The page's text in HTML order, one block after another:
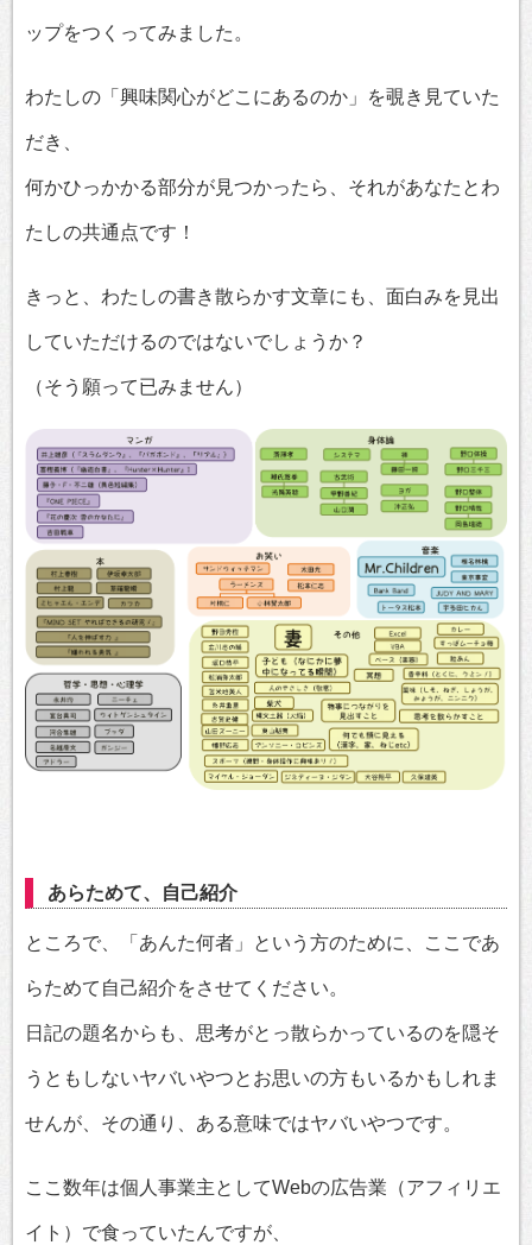
ップをつくってみました。
わたしの「興味関心がどこにあるのか」を覗き見ていた
だき、
何かひっかかる部分が見つかったら、それがあなたとわ
たしの共通点です！
きっと、わたしの書き散らかす文章にも、面白みを見出
していただけるのではないでしょうか？
（そう願って已みません）
あらためて、自己紹介
ところで、「あんた何者」という方のために、ここであ
らためて自己紹介をさせてください。
日記の題名からも、思考がとっ散らかっているのを隠そ
うともしないヤバいやつとお思いの方もいるかもしれま
せんが、その通り、ある意味ではヤバいやつです。
ここ数年は個人事業主としてWebの広告業（アフィリエ
イト）で食っていたんですが、